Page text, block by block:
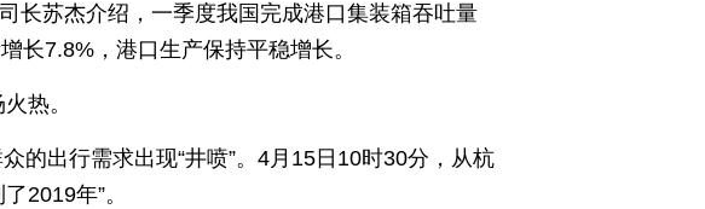
长苏杰介绍，一季度我国完成港口集装箱吞吐量
长7.8%，港口生产保持平稳增长。
热。
的出行需求出现“井喷”。4月15日10时30分，从杭
2019年”。